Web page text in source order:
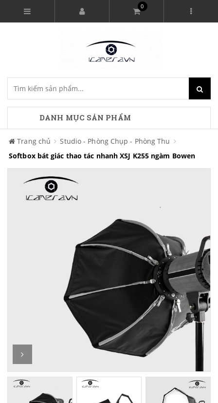
0
DANH MỤC SẢN PHẨM
Trang chủ
Studio - Phòng Chụp - Phòng Thu
Softbox bát giác thao tác nhanh XSJ K255 ngàm Bowen